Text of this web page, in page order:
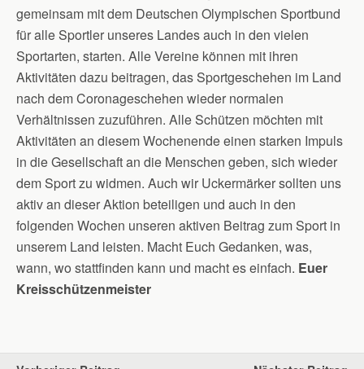
gemeinsam mit dem Deutschen Olympischen Sportbund
für alle Sportler unseres Landes auch in den vielen
Sportarten, starten. Alle Vereine können mit ihren
Aktivitäten dazu beitragen, das Sportgeschehen im Land
nach dem Coronageschehen wieder normalen
Verhältnissen zuzuführen. Alle Schützen möchten mit
Aktivitäten an diesem Wochenende einen starken Impuls
in die Gesellschaft an die Menschen geben, sich wieder
dem Sport zu widmen. Auch wir Uckermärker sollten uns
aktiv an dieser Aktion beteiligen und auch in den
folgenden Wochen unseren aktiven Beitrag zum Sport in
unserem Land leisten. Macht Euch Gedanken, was,
wann, wo stattfinden kann und macht es einfach. Euer
Kreisschützenmeister